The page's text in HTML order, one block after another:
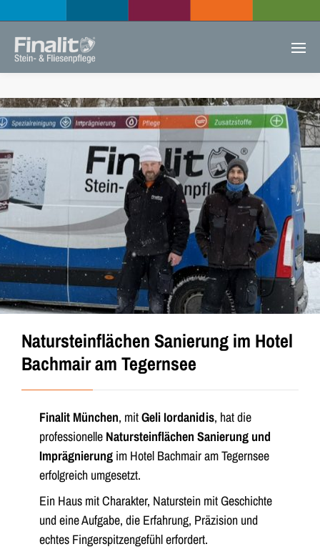
Natursteinflächen Sanierung im Hotel
Bachmair am Tegernsee
Finalit München, mitGeli Iordanidis, hat die
professionelle Natursteinflächen Sanierung und
Imprägnierung im Hotel Bachmair am Tegernsee
erfolgreich umgesetzt.
Ein Haus mit Charakter, Naturstein mit Geschichte
und eine Aufgabe, die Erfahrung, Präzision und
echtes Fingerspitzengefühl erfordert.